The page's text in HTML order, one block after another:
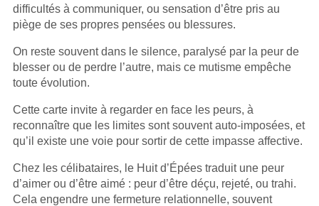
difficultés à communiquer, ou sensation d’être pris au
piège de ses propres pensées ou blessures.
On reste souvent dans le silence, paralysé par la peur de
blesser ou de perdre l’autre, mais ce mutisme empêche
toute évolution.
Cette carte invite à regarder en face les peurs, à
reconnaître que les limites sont souvent auto-imposées, et
qu’il existe une voie pour sortir de cette impasse affective.
Chez les célibataires, le Huit d’Épées traduit une peur
d’aimer ou d’être aimé : peur d’être déçu, rejeté, ou trahi.
Cela engendre une fermeture relationnelle, souvent